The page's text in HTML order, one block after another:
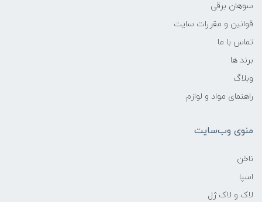
سوهان برقی
قوانین و مقررات سایت
تماس با ما
برند ها
وبلاگ
راهنمای مواد و لوازم
منوی وب‌سایت
ناخن
اسپا
لاک و لاک ژل